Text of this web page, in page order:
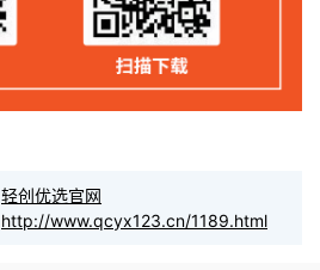
轻创优选官网
http://www.qcyx123.cn/1189.html